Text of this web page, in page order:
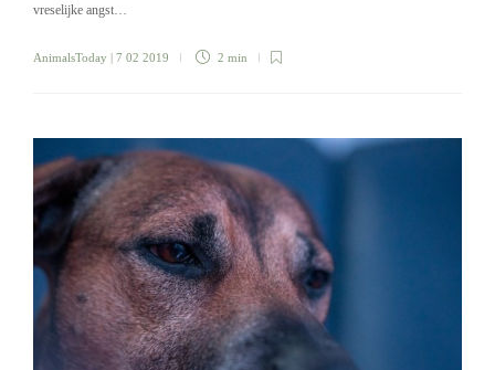
vreselijke angst…
AnimalsToday | 7 02 2019 2 min